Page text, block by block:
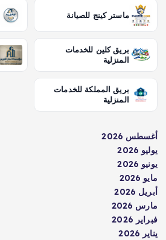
ماستر كينج للصيانة
بريق كلين للخدمات
المنزلية
بريق المملكة للخدمات
المنزلية
أغسطس 2026
يوليو 2026
يونيو 2026
مايو 2026
أبريل 2026
مارس 2026
فبراير 2026
يناير 2026